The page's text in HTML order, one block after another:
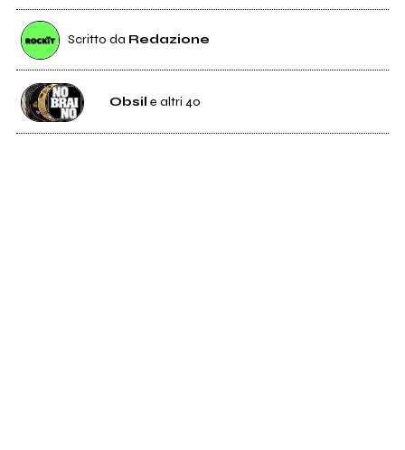
Scritto da Redazione
Obsil e altri 40